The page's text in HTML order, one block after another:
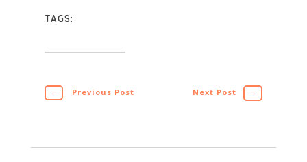
TAGS:
← Previous Post Next Post →